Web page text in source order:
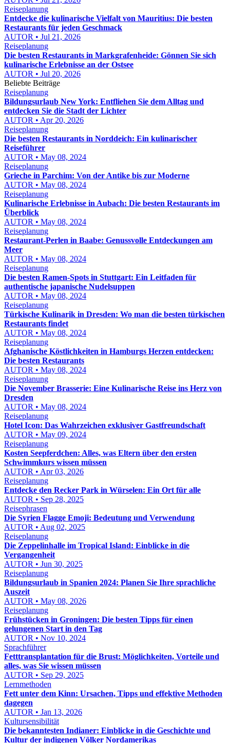
Reiseplanung
Entdecke die kulinarische Vielfalt von Mauritius: Die besten
Restaurants für jeden Geschmack
AUTOR • Jul 21, 2026
Reiseplanung
Die besten Restaurants in Markgrafenheide: Gönnen Sie sich
kulinarische Erlebnisse an der Ostsee
AUTOR • Jul 20, 2026
Beliebte Beiträge
Reiseplanung
Bildungsurlaub New York: Entfliehen Sie dem Alltag und
entdecken Sie die Stadt der Lichter
AUTOR • Apr 20, 2026
Reiseplanung
Die besten Restaurants in Norddeich: Ein kulinarischer
Reiseführer
AUTOR • May 08, 2024
Reiseplanung
Grieche in Parchim: Von der Antike bis zur Moderne
AUTOR • May 08, 2024
Reiseplanung
Kulinarische Erlebnisse in Aubach: Die besten Restaurants im
Überblick
AUTOR • May 08, 2024
Reiseplanung
Restaurant-Perlen in Baabe: Genussvolle Entdeckungen am
Meer
AUTOR • May 08, 2024
Reiseplanung
Die besten Ramen-Spots in Stuttgart: Ein Leitfaden für
authentische japanische Nudelsuppen
AUTOR • May 08, 2024
Reiseplanung
Türkische Kulinarik in Dresden: Wo man die besten türkischen
Restaurants findet
AUTOR • May 08, 2024
Reiseplanung
Afghanische Köstlichkeiten in Hamburgs Herzen entdecken:
Die besten Restaurants
AUTOR • May 08, 2024
Reiseplanung
Die November Brasserie: Eine Kulinarische Reise ins Herz von
Dresden
AUTOR • May 08, 2024
Reiseplanung
Hotel Icon: Das Wahrzeichen exklusiver Gastfreundschaft
AUTOR • May 09, 2024
Reiseplanung
Kosten Seepferdchen: Alles, was Eltern über den ersten
Schwimmkurs wissen müssen
AUTOR • Apr 03, 2026
Reiseplanung
Entdecke den Recker Park in Würselen: Ein Ort für alle
AUTOR • Sep 28, 2025
Reisephrasen
Die Syrien Flagge Emoji: Bedeutung und Verwendung
AUTOR • Aug 02, 2025
Reiseplanung
Die Zeppelinhalle im Tropical Island: Einblicke in die
Vergangenheit
AUTOR • Jun 30, 2025
Reiseplanung
Bildungsurlaub in Spanien 2024: Planen Sie Ihre sprachliche
Auszeit
AUTOR • May 08, 2026
Reiseplanung
Frühstücken in Groningen: Die besten Tipps für einen
gelungenen Start in den Tag
AUTOR • Nov 10, 2024
Sprachführer
Fetttransplantation für die Brust: Möglichkeiten, Vorteile und
alles, was Sie wissen müssen
AUTOR • Sep 29, 2025
Lernmethoden
Fett unter dem Kinn: Ursachen, Tipps und effektive Methoden
dagegen
AUTOR • Jan 13, 2026
Kultursensibilität
Die bekanntesten Indianer: Einblicke in die Geschichte und
Kultur der indigenen Völker Nordamerikas